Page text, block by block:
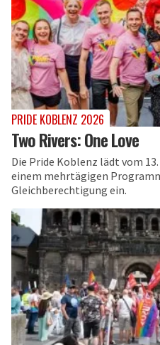
PRIDE KOBLENZ 2026
Two Rivers: One Love
Die Pride Koblenz lädt vom
einem mehrtägigen
Gleichberechtigung ein.